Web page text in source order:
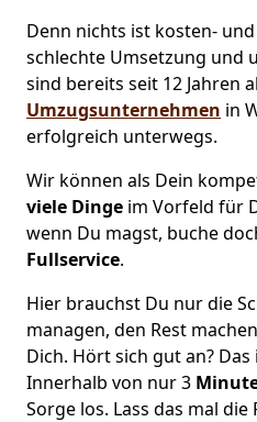
Denn nichts ist kosten-
schlechte Umsetzung und
sind bereits seit 12 Jahren
Umzugsunternehmen in
erfolgreich unterwegs.
Wir können als Dein
viele Dinge im Vorfeld für
wenn Du magst, buche
Fullservice.
Hier brauchst Du nur die
managen, den Rest
Dich. Hört sich gut an?
Innerhalb von nur 3
Sorge los. Lass das mal